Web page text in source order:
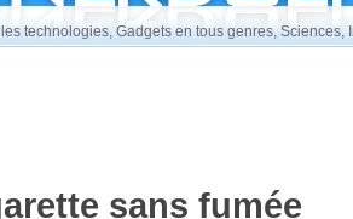
technologies, Gadgets en tous genres,
sans fumée